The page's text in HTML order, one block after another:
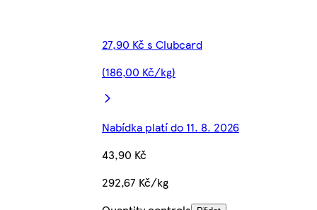
27,90 Kč s Clubcard
(186,00 Kč/kg)
Nabídka platí do 11. 8. 2026
43,90 Kč
292,67 Kč/kg